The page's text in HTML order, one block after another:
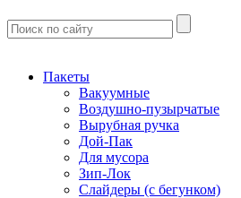
Пакеты
Вакуумные
Воздушно-пузырчатые
Вырубная ручка
Дой-Пак
Для мусора
Зип-Лок
Слайдеры (с бегунком)